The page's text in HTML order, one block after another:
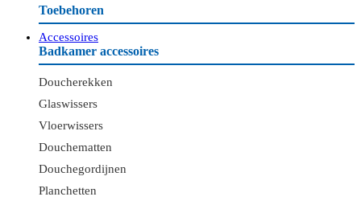
Toebehoren
Accessoires
Badkamer accessoires
Doucherekken
Glaswissers
Vloerwissers
Douchematten
Douchegordijnen
Planchetten